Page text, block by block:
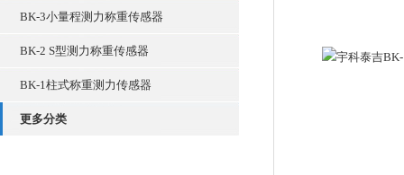
BK-3小量程测力称重传感器
BK-2 S型测力称重传感器
BK-1柱式称重测力传感器
更多分类